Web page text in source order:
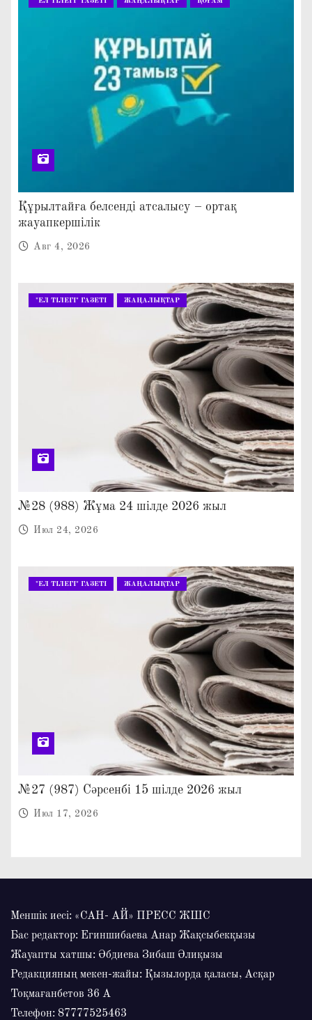
Құрылтайға белсенді атсалысу – ортақ
жауапкершілік
Авг 4, 2026
"ЕЛ ТІЛЕГІ" ГАЗЕТІ ЖАҢАЛЫҚТАР
№28 (988) Жұма 24 шілде 2026 жыл
Июл 24, 2026
"ЕЛ ТІЛЕГІ" ГАЗЕТІ ЖАҢАЛЫҚТАР
№27 (987) Сәрсенбі 15 шілде 2026 жыл
Июл 17, 2026
Меншік иесі: «САН- АЙ» ПРЕСС ЖШС
Бас редактор: Егиншибаева Анар Жақсыбекқызы
Жауапты хатшы: Әбдиева Зибаш Әлиқызы
Редакцияның мекен-жайы: Қызылорда қаласы, Асқар
Тоқмағанбетов 36 А
Телефон: 87777525463